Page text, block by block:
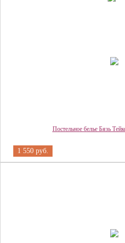
Постельное белье Бязь
1 550 руб.